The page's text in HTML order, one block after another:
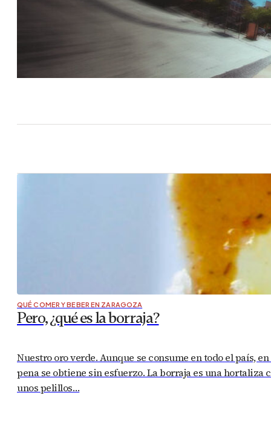
QUÉ COMER Y BEBER EN ZARAGOZA
Pero, ¿qué es la borraja?
Nuestro oro verde. Aunque se consume en todo el país,
pena se obtiene sin esfuerzo. La borraja es una
unos pelillos…